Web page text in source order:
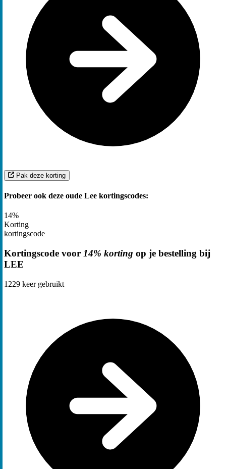
Pak deze korting
Probeer ook deze oude Lee kortingscodes:
14%
Korting
kortingscode
Kortingscode voor 14% korting op je bestelling bij
LEE
1229 keer gebruikt